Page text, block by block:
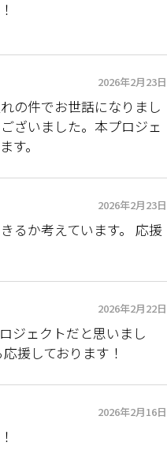
2026年2月23日
の件でお世話になりまし
ざいました。本プロジェ
す。
2026年2月23日
るか考えています。 応援
2026年2月22日
ジェクトだと思いまし
援しております！
2026年2月16日